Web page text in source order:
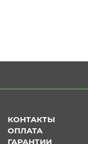
КОНТАКТЫ
ОПЛАТА
ГАРАНТИИ